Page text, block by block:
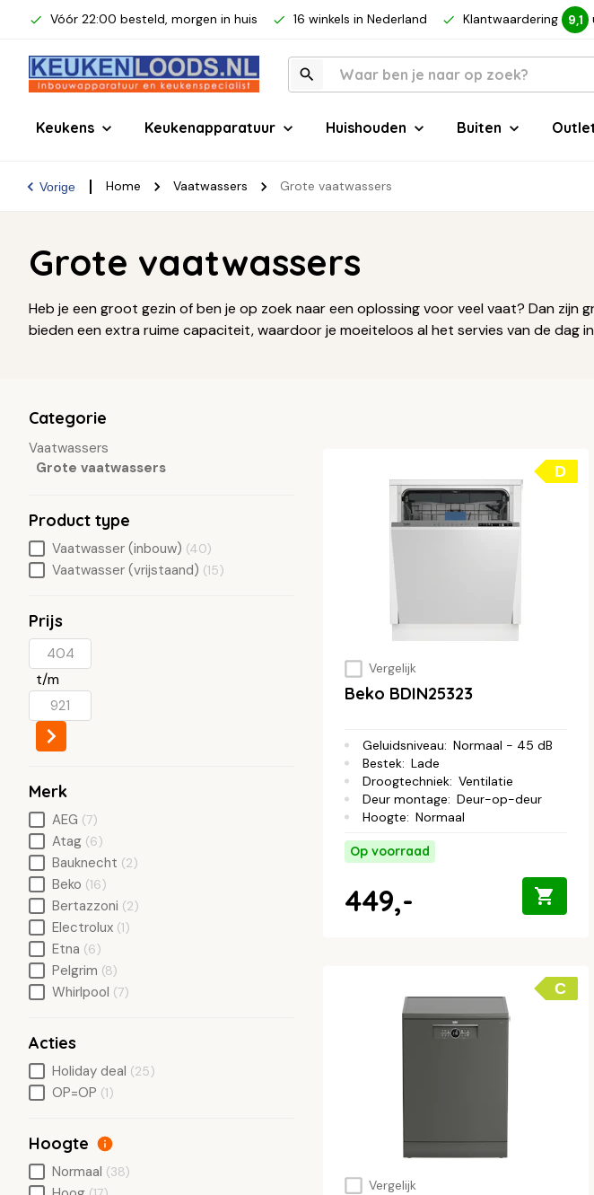
Vóór 22:00 besteld, morgen in huis 16 winkels in Nederland Klantwaardering 9,1
Keukens Keukenapparatuur Huishouden Buiten
Vorige Home Vaatwassers Grote vaatwassers
Grote vaatwassers
Heb je een groot gezin of ben je op zoek naar een oplossing voor veel vaat? Dan
bieden een extra ruime capaciteit, waardoor je moeiteloos al het servies van de dag
D
Vergelijk
Beko BDIN25323
Geluidsniveau: Normaal - 45 dB
Bestek: Lade
Droogtechniek: Ventilatie
Deur montage: Deur-op-deur
Hoogte: Normaal
Op voorraad
449,-
C
Vergelijk
Categorie
Vaatwassers
Grote vaatwassers
Product type
Vaatwasser (inbouw) (40)
Vaatwasser (vrijstaand) (15)
Prijs
t/m
Merk
AEG (7)
Atag (6)
Bauknecht (2)
Beko (16)
Bertazzoni (2)
Electrolux (1)
Etna (6)
Pelgrim (8)
Whirlpool (7)
Acties
Holiday deal (25)
OP=OP (1)
Hoogte
Normaal (38)